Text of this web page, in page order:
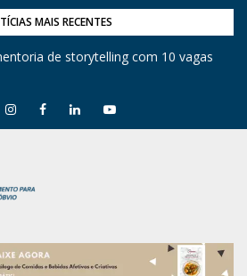
MAIS RECENTES
de storytelling com 10 vagas